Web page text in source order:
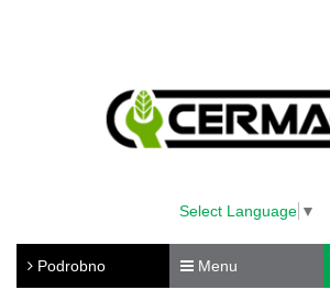
Select Language ▼
Podrobno Menu